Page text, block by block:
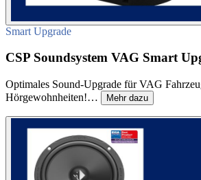
Smart Upgrade
CSP Soundsystem VAG Smart
Optimales Sound-Upgrade für VAG
Hörgewohnheiten!…
Mehr dazu